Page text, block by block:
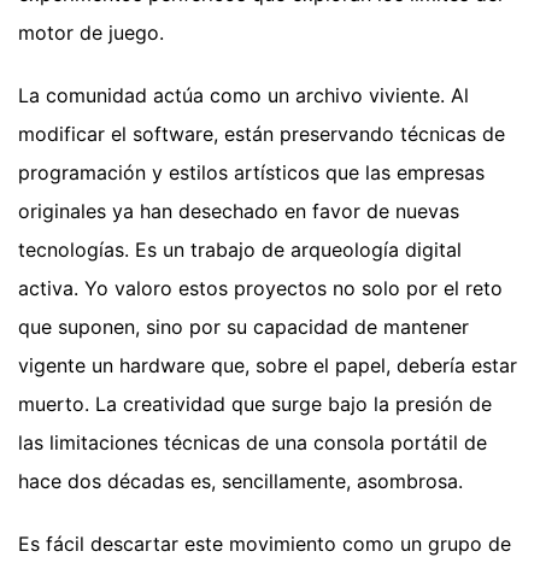
motor de juego.
La comunidad actúa como un archivo viviente. Al
modificar el software, están preservando técnicas de
programación y estilos artísticos que las empresas
originales ya han desechado en favor de nuevas
tecnologías. Es un trabajo de arqueología digital
activa. Yo valoro estos proyectos no solo por el reto
que suponen, sino por su capacidad de mantener
vigente un hardware que, sobre el papel, debería estar
muerto. La creatividad que surge bajo la presión de
las limitaciones técnicas de una consola portátil de
hace dos décadas es, sencillamente, asombrosa.
Es fácil descartar este movimiento como un grupo de